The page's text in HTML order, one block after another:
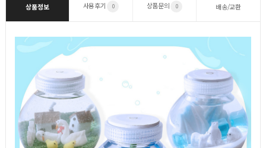
상품정보 사용후기 0 상품문의 0 배송/교환